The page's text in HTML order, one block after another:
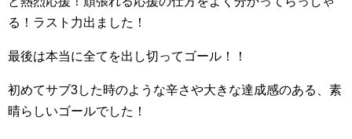
る！ラスト力出ました！
最後は本当に全てを出し切ってゴール！！
初めてサブ3した時のような辛さや大きな達成感のある、素
晴らしいゴールでした！